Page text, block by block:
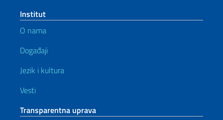
Institut
O nama
Događaji
Jezik i kultura
Vesti
Transparentna uprava